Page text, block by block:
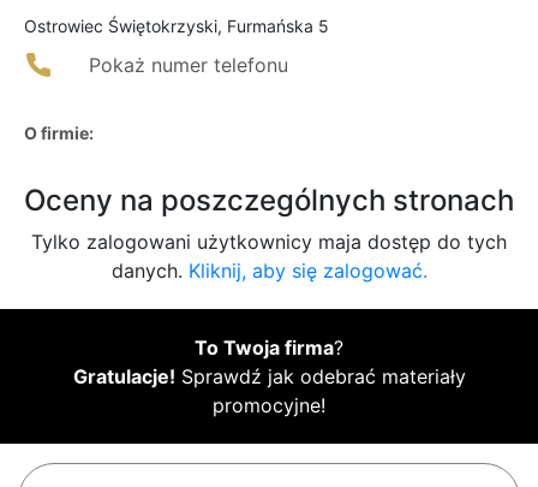
Ostrowiec Świętokrzyski, Furmańska 5
Pokaż numer telefonu
O firmie:
Oceny na poszczególnych stronach
Tylko zalogowani użytkownicy maja dostęp do tych
danych. Kliknij, aby się zalogować.
To Twoja firma?
Gratulacje! Sprawdź jak odebrać materiały
promocyjne!